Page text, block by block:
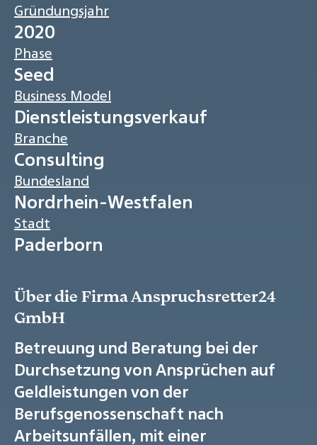
Gründungsjahr
2020
Phase
Seed
Business Model
Dienstleistungsverkauf
Branche
Consulting
Bundesland
Nordrhein-Westfalen
Stadt
Paderborn
Über die Firma Anspruchsretter24
GmbH
Betreuung und Beratung bei der
Durchsetzung von Ansprüchen auf
Geldleistungen von der
Berufsgenossenschaft nach
Arbeitsunfällen, mit einer